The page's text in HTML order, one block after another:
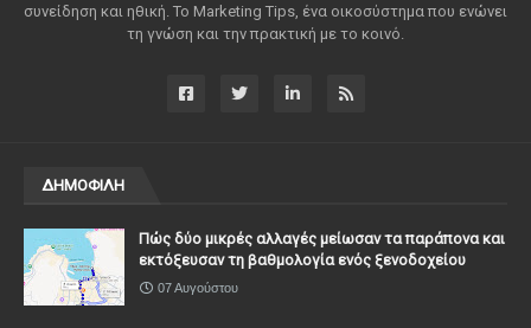
συνείδηση ​​και ηθική. Το Marketing Tips, ένα οικοσύστημα που ενώνει
τη γνώση και την πρακτική με το κοινό.
ΔΗΜΟΦΙΛΗ
Πώς δύο μικρές αλλαγές μείωσαν τα παράπονα και
εκτόξευσαν τη βαθμολογία ενός ξενοδοχείου
07 Αυγούστου